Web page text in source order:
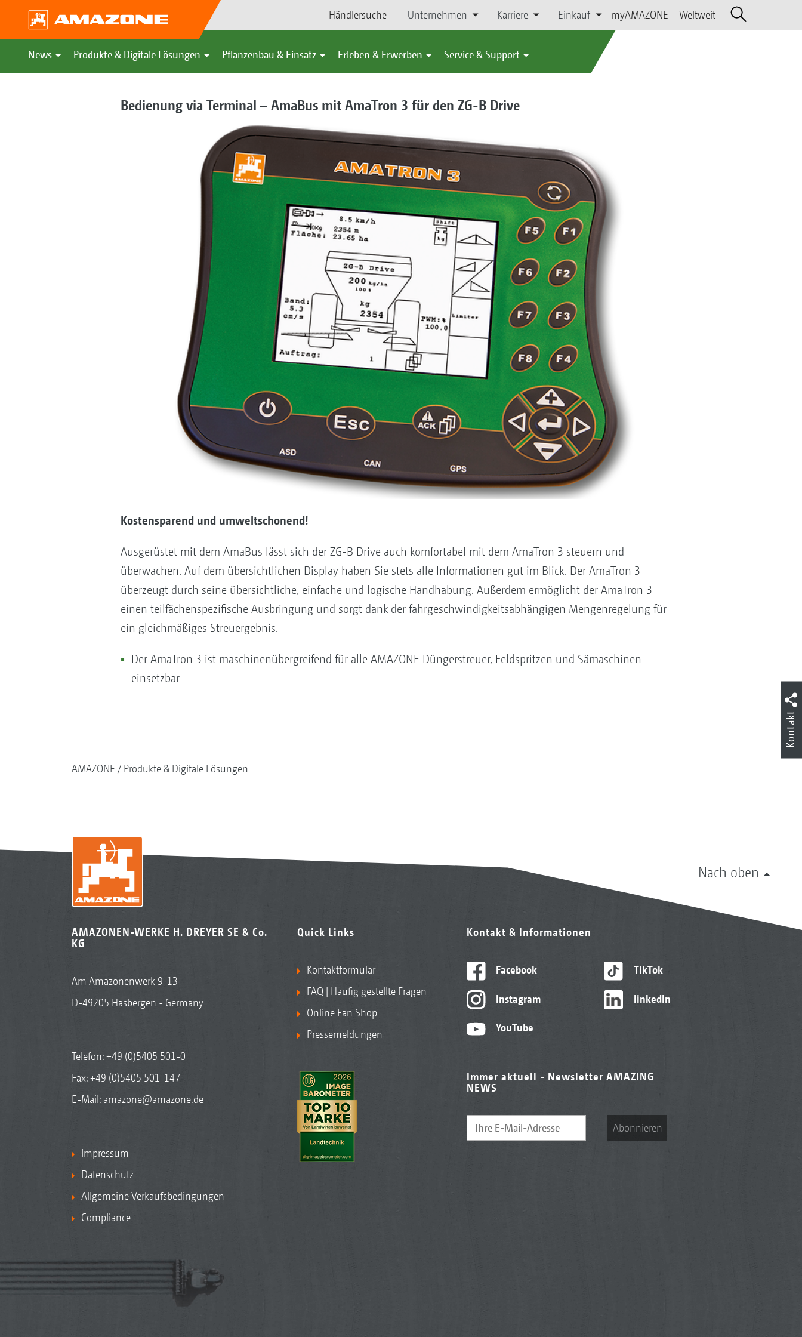
Händlersuche Unternehmen Karriere Einkauf myAMAZONE Weltweit
News Produkte & Digitale Lösungen Pflanzenbau & Einsatz Erleben & Erwerben Service & Support
Bedienung via Terminal – AmaBus mit AmaTron 3 für den ZG-B Drive
Kostensparend und umweltschonend!
Ausgerüstet mit dem AmaBus lässt sich der ZG-B Drive auch komfortabel mit dem AmaTron 3 steuern und
überwachen. Auf dem übersichtlichen Display haben Sie stets alle Informationen gut im Blick. Der AmaTron 3
überzeugt durch seine übersichtliche, einfache und logische Handhabung. Außerdem ermöglicht der AmaTron 3
einen teilfächenspezifische Ausbringung und sorgt dank der fahrgeschwindigkeitsabhängigen Mengenregelung für
ein gleichmäßiges Streuergebnis.
Der AmaTron 3 ist maschinenübergreifend für alle AMAZONE Düngerstreuer, Feldspritzen und Sämaschinen
einsetzbar
AMAZONE Produkte & Digitale Lösungen
Nach oben
AMAZONEN-WERKE H. DREYER SE & Co.
KG
Am Amazonenwerk 9-13
D-49205 Hasbergen - Germany
Telefon:+49 (0)5405 501-0
Fax: +49 (0)5405 501-147
E-Mail: amazone@amazone.de
Impressum
Datenschutz
Allgemeine Verkaufsbedingungen
Compliance
Quick Links
Kontaktformular
FAQ | Häufig gestellte Fragen
Online Fan Shop
Pressemeldungen
Kontakt & Informationen
Facebook
Instagram
YouTube
TikTok
linkedIn
Immer aktuell - Newsletter AMAZING
NEWS
Abonnieren
Kontakt